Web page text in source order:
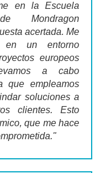
en la Escuela
Mondragon
acertada. Me
en un entorno
europeos
a cabo
que empleamos
soluciones a
clientes. Esto
que me hace